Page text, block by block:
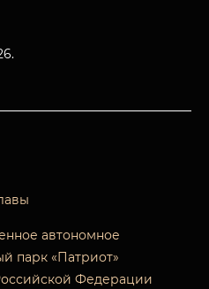
автономное
парк «Патриот»
Федерации